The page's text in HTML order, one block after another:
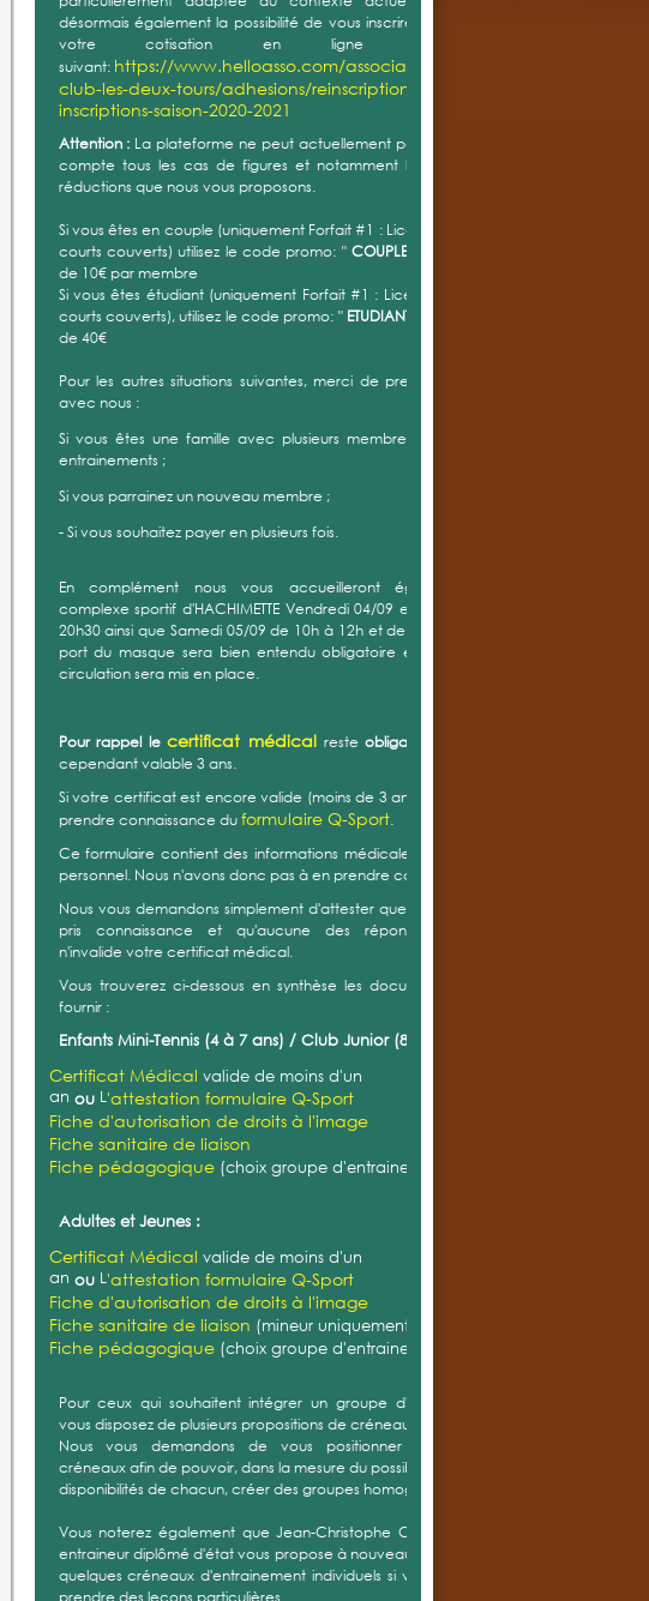
au lien suivant :http://www.tc2t.fr/jouer/formules-et-
tarifs/
Ces tarifs prennent en compte directement de la réduction de
30€ réservée aux membres ayant participé au ménage de
printemps mais qui n'a pas pu être organisé la saison
Nous restons à votre disposition si vous avez des
questions/remarques.
Sportivement,
COURTS EXTÉRIEURS DE HACHIMETTE
Publié le : dimanche 4 mars 2018
Depuis un peu plus d’un an, l’accès aux courts extérieurs de
problème va enfin être résolu. Dès jeudi, la société Cotennis,
retenue par les villes et le club pour transformer les courts, va
intervenir lors d’une première phase de travaux. Il s’agira dans
un premier temps de préparer le support existant en bouchant
les fissures, rabotant les lignes et rattrapant les flashes. Des
travaux complémentaires seront menés en même temps sur la
d’eau et retenir la végétation. La deuxième phase consistera à
ensuite de quelques 9 tonnes de brique pilée. La solution
technique retenue demeure donc une terre battue artificielle,
mais beaucoup plus répandue en Alsace et ayant fait ses
preuves.
>> En savoir +